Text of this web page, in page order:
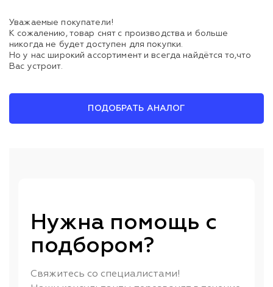
Уважаемые покупатели!
К сожалению, товар снят с производства и больше
никогда не будет доступен для покупки.
Но у нас широкий ассортимент и всегда найдётся то,что
Вас устроит.
ПОДОБРАТЬ АНАЛОГ
Нужна помощь с
подбором?
Свяжитесь со специалистами!